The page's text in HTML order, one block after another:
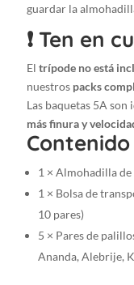
guardar la
❗ Ten en
Eltrípode no está
nuestros packs
Las baquetas 5A son
más finura y
1 × Almohadilla
1 × Bolsa de
10 pares)
5 × Pares de
Ananda, Alebrije,